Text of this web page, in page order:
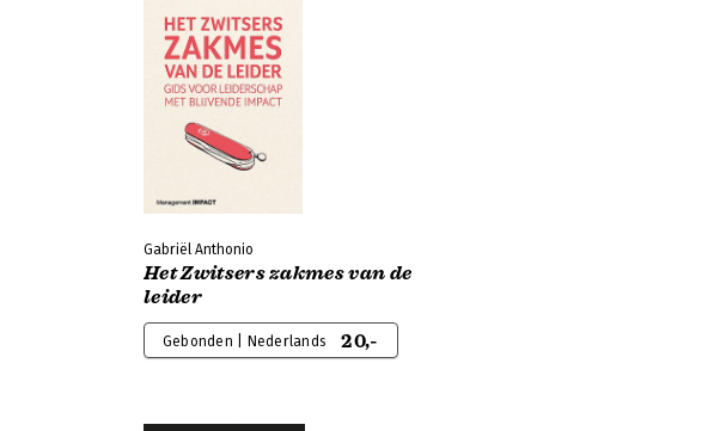
Gabriël Anthonio
Het Zwitsers zakmes van de
leider
Gebonden | Nederlands 20,-